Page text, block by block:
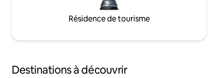
Résidence de tourisme
Destinations à découvrir